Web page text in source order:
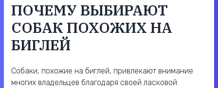
ПОЧЕМУ ВЫБИРАЮТ
СОБАК ПОХОЖИХ НА
БИГЛЕЙ
Собаки, похожие на биглей, привлекают внимание
многих владельцев благодаря своей ласковой